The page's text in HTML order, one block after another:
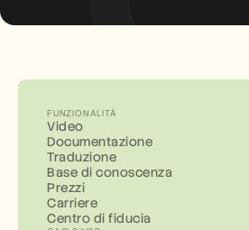
FUNZIONALITÀ
Video
Documentazione
Traduzione
Base di conoscenza
Prezzi
Carriere
Centro di fiducia